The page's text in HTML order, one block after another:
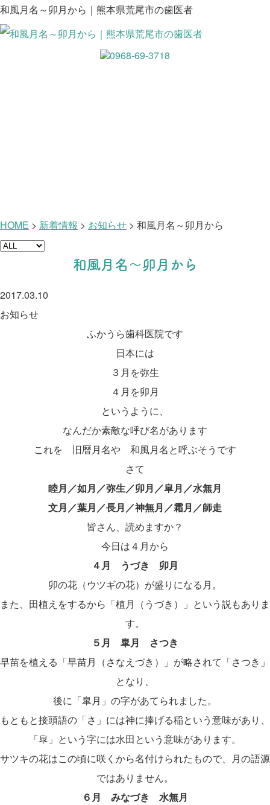
和風月名～卯月から｜熊本県荒尾市の歯医者
HOME > 新着情報 > お知らせ > 和風月名～卯月から
和風月名～卯月から
2017.03.10
お知らせ
ふかうら歯科医院です
日本には
３月を弥生
４月を卯月
というように、
なんだか素敵な呼び名があります
これを 旧暦月名や 和風月名と呼ぶそうです
さて
睦月／如月／弥生／卯月／皐月／水無月
文月／葉月／長月／神無月／霜月／師走
皆さん、読めますか？
今日は４月から
４月 うづき 卯月
卯の花（ウツギの花）が盛りになる月。
また、田植えをするから「植月（うづき）」という説もありま
す。
５月 皐月 さつき
早苗を植える「早苗月（さなえづき）」が略されて「さつき」
となり、
後に「皐月」の字があてられました。
もともと接頭語の「さ」には神に捧げる稲という意味があり、
「皐」という字には水田という意味があります。
サツキの花はこの頃に咲くから名付けられたもので、月の語源
ではありません。
６月 みなづき 水無月